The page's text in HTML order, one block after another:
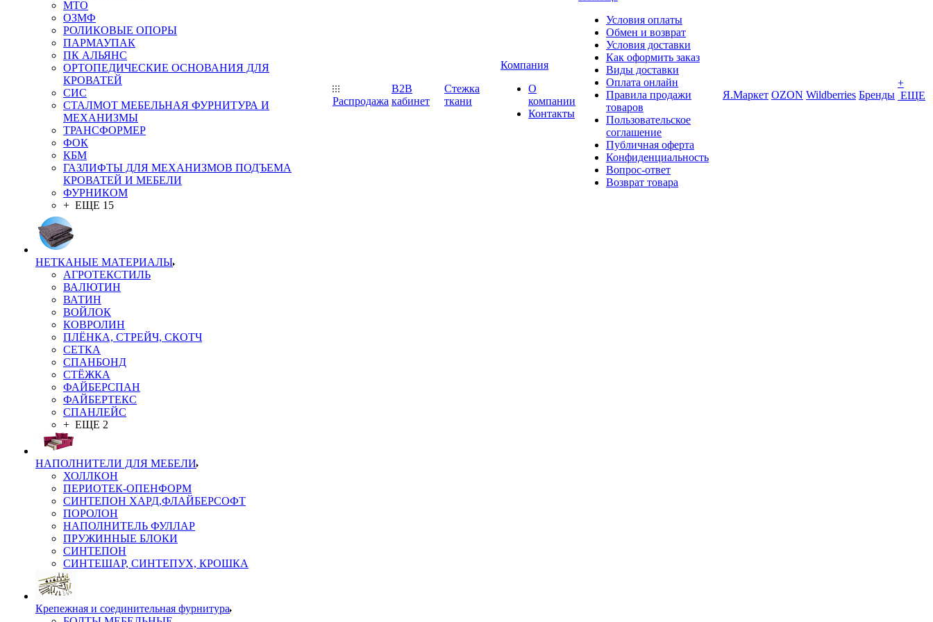
MTO
ОЗМФ
РОЛИКОВЫЕ ОПОРЫ
ПАРМАУПАК
ПК АЛЬЯНС
ОРТОПЕДИЧЕСКИЕ ОСНОВАНИЯ ДЛЯ
КРОВАТЕЙ
СИС
СТАЛМОТ МЕБЕЛЬНАЯ ФУРНИТУРА И
МЕХАНИЗМЫ
ТРАНСФОРМЕР
ФОК
КБМ
ГАЗЛИФТЫ ДЛЯ МЕХАНИЗМОВ ПОДЪЕМА
КРОВАТЕЙ И МЕБЕЛИ
ФУРНИКОМ
+ ЕЩЕ 15
НЕТКАНЫЕ МАТЕРИАЛЫ
АГРОТЕКСТИЛЬ
ВАЛЮТИН
ВАТИН
ВОЙЛОК
КОВРОЛИН
ПЛЁНКА, СТРЕЙЧ, СКОТЧ
СЕТКА
СПАНБОНД
СТЁЖКА
ФАЙБЕРСПАН
ФАЙБЕРТЕКС
СПАНЛЕЙС
+ ЕЩЕ 2
НАПОЛНИТЕЛИ ДЛЯ МЕБЕЛИ
ХОЛЛКОН
ПЕРИОТЕК-ОПЕНФОРМ
СИНТЕПОН ХАРД,ФЛАЙБЕРСОФТ
ПОРОЛОН
НАПОЛНИТЕЛЬ ФУЛЛАР
ПРУЖИННЫЕ БЛОКИ
СИНТЕПОН
СИНТЕШАР, СИНТЕПУХ, КРОШКА
Крепежная и соединительная фурнитура
Распродажа
B2B
кабинет
Стежка
ткани
Компания
О
компании
Контакты
Условия оплаты
Обмен и возврат
Условия доставки
Как оформить заказ
Виды доставки
Оплата онлайн
Правила продажи
товаров
Пользовательское
соглашение
Публичная оферта
Конфиденциальность
Вопрос-ответ
Возврат товара
Я.Маркет OZON Wildberries Бренды
+
ЕЩЕ